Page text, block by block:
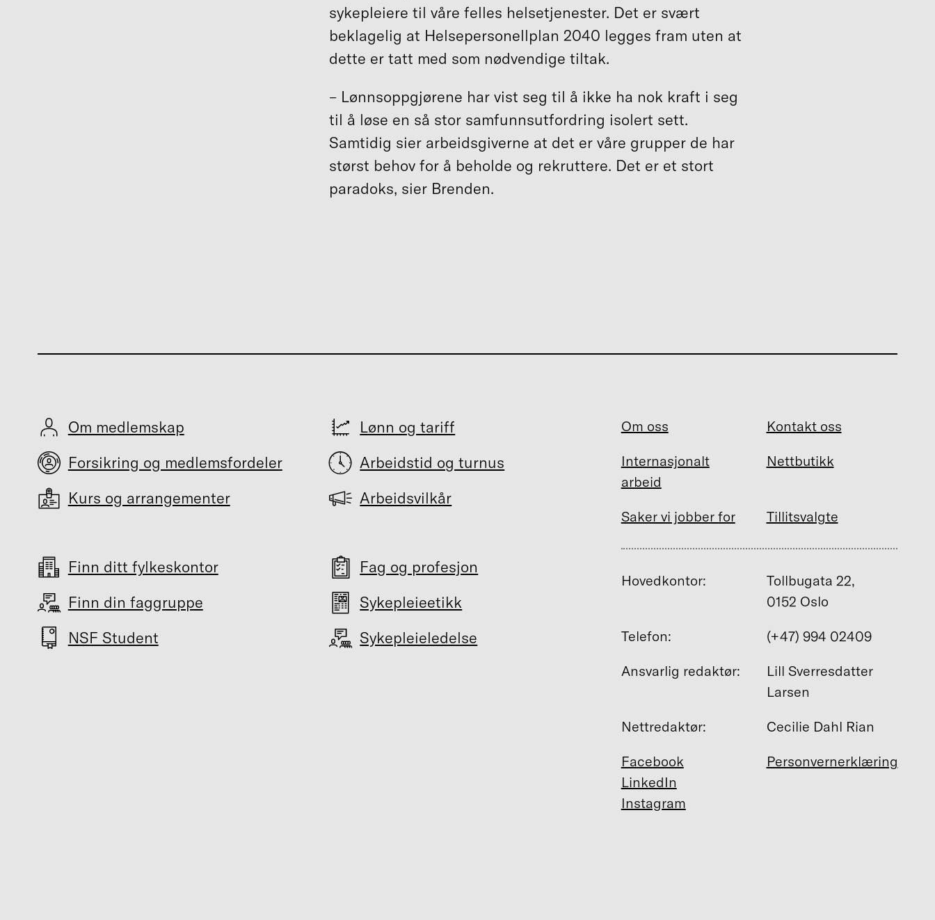
sykepleiere til våre felles helsetjenester. Det er svært
beklagelig at Helsepersonellplan 2040 legges fram uten at
dette er tatt med som nødvendige tiltak.
– Lønnsoppgjørene har vist seg til å ikke ha nok kraft i seg
til å løse en så stor samfunnsutfordring isolert sett.
Samtidig sier arbeidsgiverne at det er våre grupper de har
størst behov for å beholde og rekruttere. Det er et stort
paradoks, sier Brenden.
Om medlemskap
Forsikring og medlemsfordeler
Kurs og arrangementer
Finn ditt fylkeskontor
Finn din faggruppe
NSF Student
Lønn og tariff
Arbeidstid og turnus
Arbeidsvilkår
Fag og profesjon
Sykepleieetikk
Sykepleieledelse
Om oss
Kontakt oss
Internasjonalt
arbeid
Nettbutikk
Saker vi jobber for Tillitsvalgte
Hovedkontor:
Tollbugata 22,
0152 Oslo
Telefon:
(+47) 994 02409
Ansvarlig redaktør:
Lill Sverresdatter
Larsen
Nettredaktør:
Cecilie Dahl Rian
Facebook
LinkedIn
Instagram
Personvernerklæring